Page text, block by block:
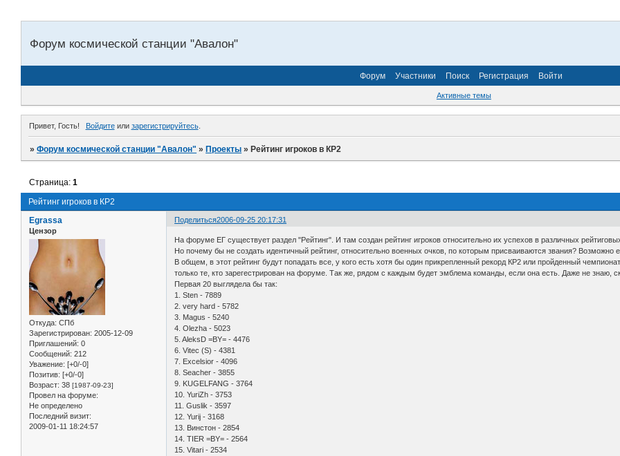
Форум космической станции "Авалон"
Форум Участники Поиск Регистрация Войти
Активные темы
Привет, Гость! Войдитеили зарегистрируйтесь.
»Форум космической станции "Авалон" »Проекты »Рейтинг игроков в КР2
Рейтинг игроков в КР2
Страница:1
Поделиться2006-09-25 20:17:31
Egrassa
Цензор
Откуда: СПб
Зарегистрирован: 2005-12-09
Приглашений: 0
Сообщений: 212
Уважение: [+0/-0]
Позитив: [+0/-0]
Возраст: 38 [1987-09-23]
Провел на форуме:
Не определено
Последний визит:
2009-01-11 18:24:57
На форуме ЕГ существует раздел "Рейтинг". И там создан рейтинг игроков относительно их успехов в различных
Но почему бы не создать идентичный рейтинг, относительно военных очков, по которым присваиваются звания?
В общем, в этот рейтинг будут попадать все, у кого есть хотя бы один прикрепленный рекорд КР2 или пройденный
только те, кто зарегестрирован на форуме. Так же, рядом с каждым будет эмблема команды, если она есть. Даже не знаю,
Первая 20 выглядела бы так:
1. Sten - 7889
2. very hard - 5782
3. Magus - 5240
4. Olezha - 5023
5. AleksD =BY= - 4476
6. Vitec (S) - 4381
7. Excelsior - 4096
8. Seacher - 3855
9. KUGELFANG - 3764
10. YuriZh - 3753
11. Guslik - 3597
12. Yurij - 3168
13. Винстон - 2854
14. TIER =BY= - 2564
15. Vitari - 2534